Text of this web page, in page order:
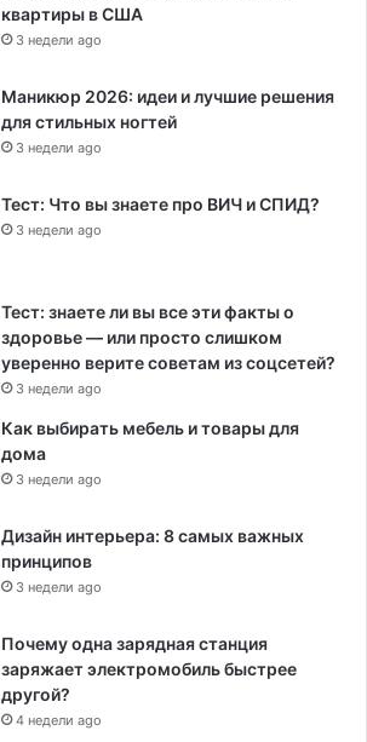
квартиры в США
3 недели ago
Маникюр 2026: идеи и лучшие решения
для стильных ногтей
3 недели ago
Тест: Что вы знаете про ВИЧ и СПИД?
3 недели ago
Тест: знаете ли вы все эти факты о
здоровье — или просто слишком
уверенно верите советам из соцсетей?
3 недели ago
Как выбирать мебель и товары для
дома
3 недели ago
Дизайн интерьера: 8 самых важных
принципов
3 недели ago
Почему одна зарядная станция
заряжает электромобиль быстрее
другой?
4 недели ago